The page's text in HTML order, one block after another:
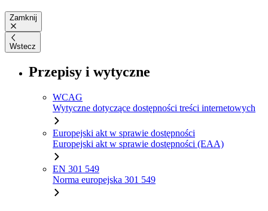
Zamknij
Wstecz
Przepisy i wytyczne
WCAG
Wytyczne dotyczące dostępności treści internetowych
Europejski akt w sprawie dostępności
Europejski akt w sprawie dostępności (EAA)
EN 301 549
Norma europejska 301 549